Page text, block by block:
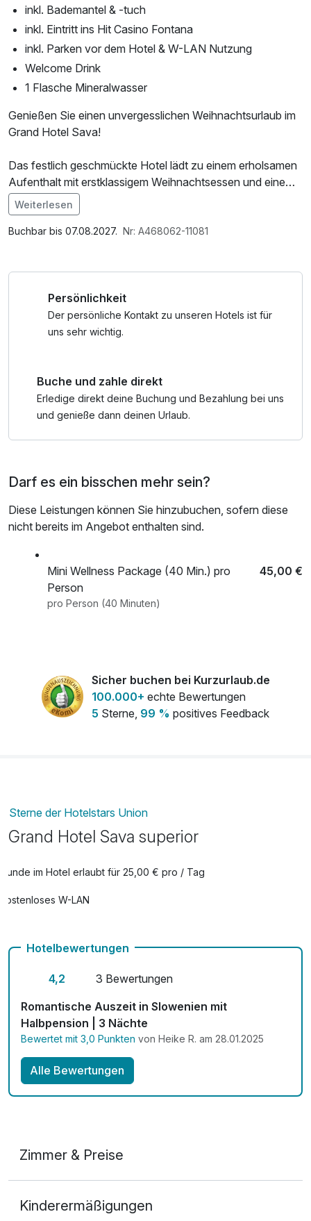
inkl. Bademantel & -tuch
inkl. Eintritt ins Hit Casino Fontana
inkl. Parken vor dem Hotel & W-LAN Nutzung
Welcome Drink
1 Flasche Mineralwasser
Genießen Sie einen unvergesslichen Weihnachtsurlaub im
Grand Hotel Sava!
Das festlich geschmückte Hotel lädt zu einem erholsamen
Aufenthalt mit erstklassigem Weihnachtsessen und einem
abwechslungsreichen Animationsprogramm für die ganze
Familie ein. Lassen Sie sich kulinarisch verwöhnen,
entspannen Sie in der luxuriösen Atmosphäre und
verbringen möchten.
*Das Weihnachtsessen findet im Hotel Kristal statt.
Weiterlesen
Buchbar bis 07.08.2027. Nr: A468062-11081
Persönlichkeit
Der persönliche Kontakt zu unseren Hotels ist für
uns sehr wichtig.
Buche und zahle direkt
Erledige direkt deine Buchung und Bezahlung bei uns
und genieße dann deinen Urlaub.
Darf es ein bisschen mehr sein?
Diese Leistungen können Sie hinzubuchen, sofern diese
nicht bereits im Angebot enthalten sind.
Mini Wellness Package (40 Min.) pro
Person
45,00 €
pro Person (40 Minuten)
Sicher buchen bei Kurzurlaub.de
100.000+ echte Bewertungen
5 Sterne, 99 % positives Feedback
Sterne der Hotelstars Union
Grand Hotel Sava superior
Hunde im Hotel erlaubt für 25,00 € pro / Tag
Kostenloses W-LAN
Hotelbewertungen
4,2
3 Bewertungen
Romantische Auszeit in Slowenien mit
Halbpension | 3 Nächte
Bewertet mit 3,0 Punkten von Heike R. am 28.01.2025
Alle Bewertungen
Zimmer & Preise
2 Erwachsene und 1 Kind
Kinderermäßigungen